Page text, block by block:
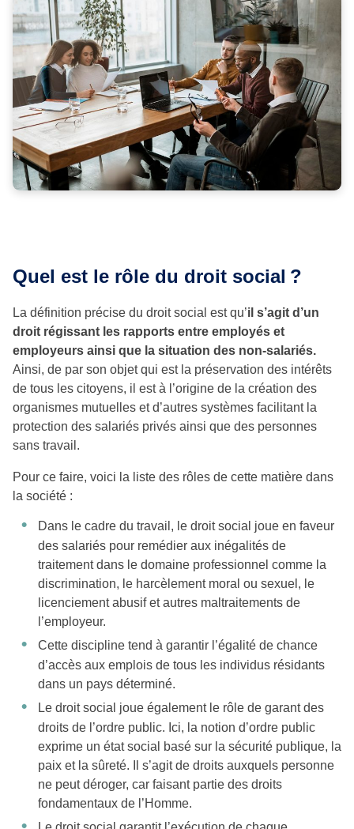
Quel est le rôle du droit social ?
La définition précise du droit social est qu’il s’agit d’un
droit régissant les rapports entre employés et
employeurs ainsi que la situation des non-salariés.
Ainsi, de par son objet qui est la préservation des intérêts
de tous les citoyens, il est à l’origine de la création des
organismes mutuelles et d’autres systèmes facilitant la
protection des salariés privés ainsi que des personnes
sans travail.
Pour ce faire, voici la liste des rôles de cette matière dans
la société :
Dans le cadre du travail, le droit social joue en faveur
des salariés pour remédier aux inégalités de
traitement dans le domaine professionnel comme la
discrimination, le harcèlement moral ou sexuel, le
licenciement abusif et autres maltraitements de
l’employeur.
Cette discipline tend à garantir l’égalité de chance
d’accès aux emplois de tous les individus résidants
dans un pays déterminé.
Le droit social joue également le rôle de garant des
droits de l’ordre public. Ici, la notion d’ordre public
exprime un état social basé sur la sécurité publique, la
paix et la sûreté. Il s’agit de droits auxquels personne
ne peut déroger, car faisant partie des droits
fondamentaux de l’Homme.